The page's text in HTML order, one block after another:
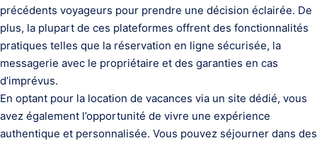
précédents voyageurs pour prendre une décision éclairée. De
plus, la plupart de ces plateformes offrent des fonctionnalités
pratiques telles que la réservation en ligne sécurisée, la
messagerie avec le propriétaire et des garanties en cas
d’imprévus.
En optant pour la location de vacances via un site dédié, vous
avez également l’opportunité de vivre une expérience
authentique et personnalisée. Vous pouvez séjourner dans des